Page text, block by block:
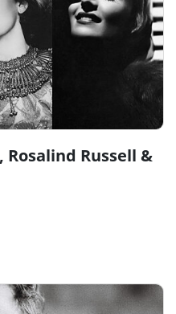
Rosalind Russell &